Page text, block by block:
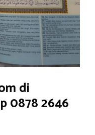
di
0878 2646